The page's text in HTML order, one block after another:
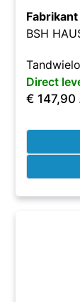
Fabrikant
BSH
Direct
€ 147,90